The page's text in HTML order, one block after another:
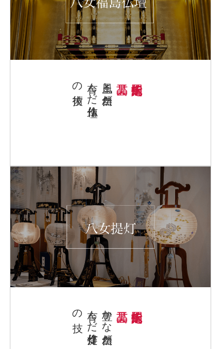
風土と自然が
育んだ仏壇作り
の技術
豊かな自然が
育んだ提灯作り
の技